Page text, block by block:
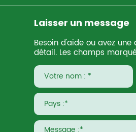
Laisser un message
Besoin d'aide ou avez
détail. Les champs